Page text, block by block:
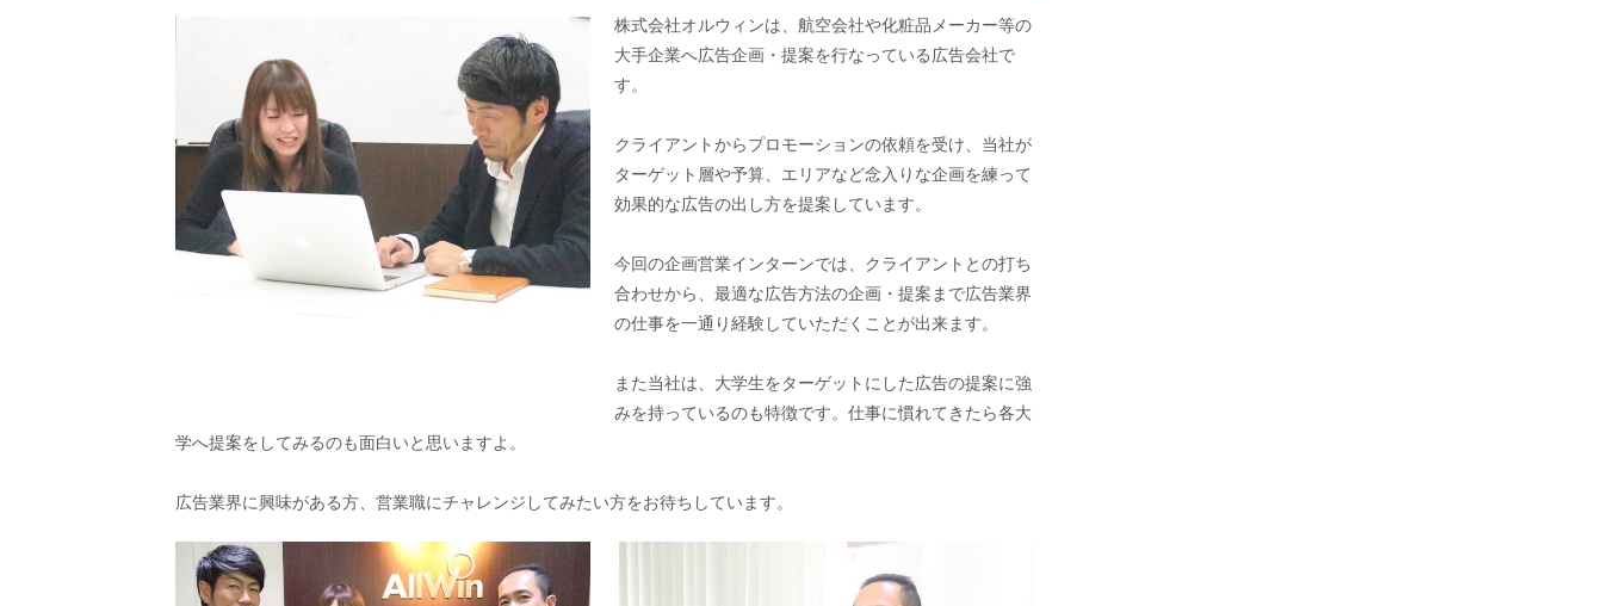
株式会社オルウィンは、航空会社や化粧品メーカー等の
大手企業へ広告企画・提案を行なっている広告会社で
す。
クライアントからプロモーションの依頼を受け、当社が
ターゲット層や予算、エリアなど念入りな企画を練って
効果的な広告の出し方を提案しています。
今回の企画営業インターンでは、クライアントとの打ち
合わせから、最適な広告方法の企画・提案まで広告業界
の仕事を一通り経験していただくことが出来ます。
また当社は、大学生をターゲットにした広告の提案に強
みを持っているのも特徴です。仕事に慣れてきたら各大
学へ提案をしてみるのも面白いと思いますよ。
広告業界に興味がある方、営業職にチャレンジしてみたい方をお待ちしています。